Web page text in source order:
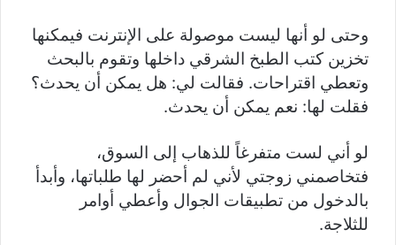
وحتى لو أنها ليست موصولة على الإنترنت فيمكنها
تخزين كتب الطبخ الشرقي داخلها وتقوم بالبحث
وتعطي اقتراحات. فقالت لي: هل يمكن أن يحدث؟
فقلت لها: نعم يمكن أن يحدث.
لو أني لست متفرغاً للذهاب إلى السوق،
فتخاصمني زوجتي لأني لم أحضر لها طلباتها، وأبدأ
بالدخول من تطبيقات الجوال وأعطي أوامر
للثلاجة.